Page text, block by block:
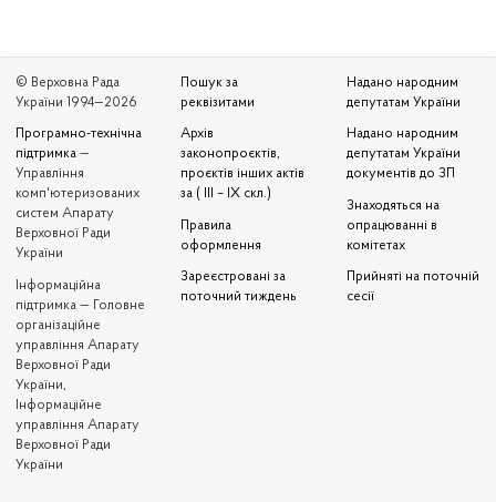
© Верховна Рада
України 1994—2026
Програмно-технічна
підтримка —
Управління
комп'ютеризованих
систем Апарату
Верховної Ради
України
Iнформаційна
підтримка — Головне
організаційне
управління Апарату
Верховної Ради
України,
Інформаційне
управління Апарату
Верховної Ради
України
Пошук за
реквізитами
Архів
законопроєктів,
проєктів інших актів
за ( III – IX скл.)
Правила
оформлення
Зареєстровані за
поточний тиждень
Надано народним
депутатам України
Надано народним
депутатам України
документів до ЗП
Знаходяться на
опрацюванні в
комітетах
Прийняті на поточній
сесії